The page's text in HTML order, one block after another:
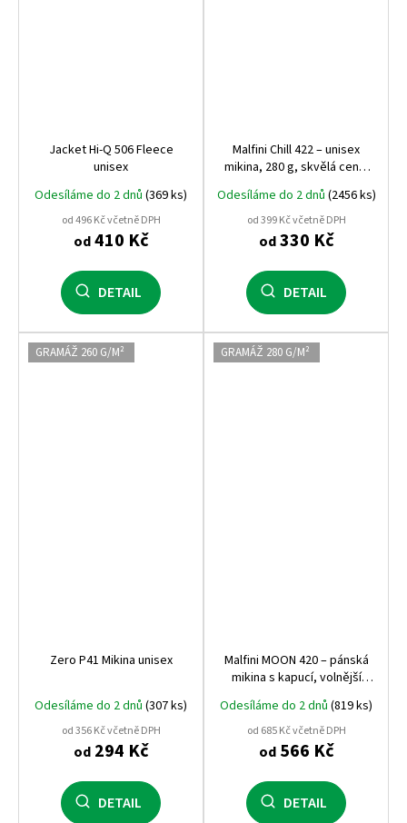
Jacket Hi-Q 506 Fleece
unisex
Odesíláme do 2 dnů (369 ks)
od 496 Kč včetně DPH
od410 Kč
DETAIL
Malfini Chill 422 – unisex
mikina, 280 g, skvělá cena,
na volnočasové nošení i
maturitní potisk
Odesíláme do 2 dnů (2456 ks)
od 399 Kč včetně DPH
od330 Kč
DETAIL
GRAMÁŽ 260 G/M²
Zero P41 Mikina unisex
Odesíláme do 2 dnů (307 ks)
od 356 Kč včetně DPH
od294 Kč
DETAIL
GRAMÁŽ 280 G/M²
Malfini MOON 420 – pánská
mikina s kapucí, volnější
střih, 280 g, bez etikety,
ideální na potisk
Odesíláme do 2 dnů (819 ks)
od 685 Kč včetně DPH
od566 Kč
DETAIL